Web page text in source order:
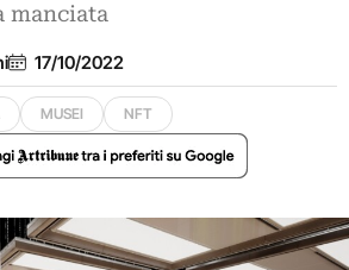
manciata
17/10/2022
MUSEI NFT